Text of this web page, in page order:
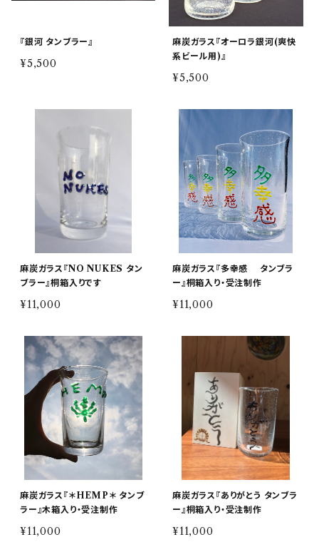
『銀河 タンブラー』
¥5,500
麻炭ガラス『オーロラ銀河(爽快
系ビール用)』
¥5,500
麻炭ガラス『NO NUKES タン
ブラー』桐箱入りです
¥11,000
麻炭ガラス『多幸感 タンブラ
ー』桐箱入り・受注制作
¥11,000
麻炭ガラス『＊HEMP＊ タンブ
ラー』木箱入り・受注制作
¥11,000
麻炭ガラス『ありがとう タンブラ
ー』桐箱入り・受注制作
¥11,000